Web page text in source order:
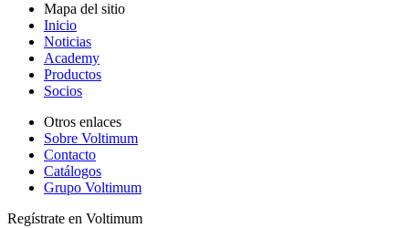
Mapa del sitio
Inicio
Noticias
Academy
Productos
Socios
Otros enlaces
Sobre Voltimum
Contacto
Catálogos
Grupo Voltimum
Regístrate en Voltimum